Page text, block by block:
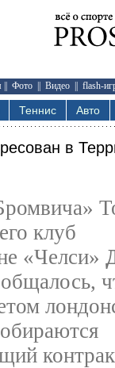
Фото Видео flash-
Теннис Авто
в
клуб
«Челси»